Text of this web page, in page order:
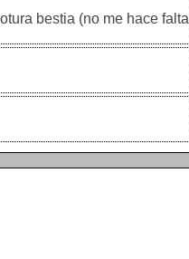
bestia (no me hace falta